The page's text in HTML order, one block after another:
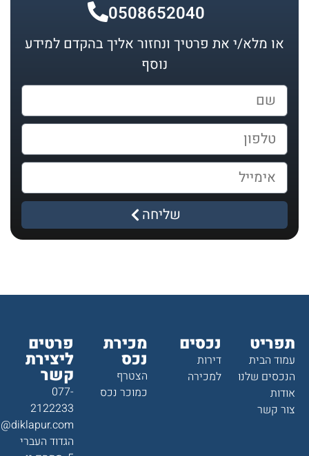
0508652040
או מלא/י את פרטיך ונחזור אליך בהקדם למידע
נוסף
שליחה
תפריט
עמוד הבית
הנכסים שלנו
אודות
צור קשר
נכסים
דירות
למכירה
מכירת
נכס
הצטרף
כמוכר נכס
פרטים
ליצירת
קשר
077-
2122233
הגדוד העברי